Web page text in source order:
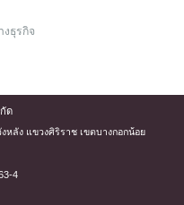
ธุรกิจ
ด
ลัง แขวงศิริราช เขตบางกอกน้อย
4